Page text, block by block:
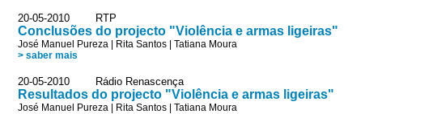
20-05-2010 RTP
Conclusões do projecto "Violência e armas ligeiras"
José Manuel Pureza Rita Santos
Tatiana Moura
> saber mais
20-05-2010 Rádio Renascença
Resultados do projecto "Violência e armas ligeiras"
José Manuel Pureza Rita Santos
Tatiana Moura